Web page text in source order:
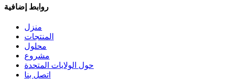
روابط إضافية
منزل
المنتجات
محلول
مشروع
حول الولايات المتحدة
اتصل بنا